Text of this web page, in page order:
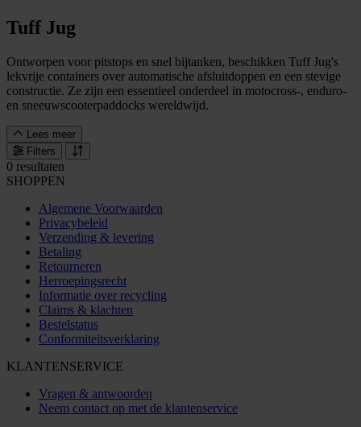
Tuff Jug
Ontworpen voor pitstops en snel bijtanken, beschikken Tuff Jug's
lekvrije containers over automatische afsluitdoppen en een stevige
constructie. Ze zijn een essentieel onderdeel in motocross-, enduro-
en sneeuwscooterpaddocks wereldwijd.
Lees meer
Filters
0 resultaten
SHOPPEN
Algemene Voorwaarden
Privacybeleid
Verzending & levering
Betaling
Retourneren
Herroepingsrecht
Informatie over recycling
Claims & klachten
Bestelstatus
Conformiteitsverklaring
KLANTENSERVICE
Vragen & antwoorden
Neem contact op met de klantenservice